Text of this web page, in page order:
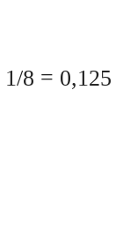
1/8 = 0,125